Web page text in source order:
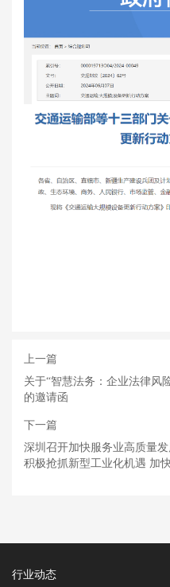
上一篇
关于“智慧法务：企业法律风
的邀请函
下一篇
深圳召开加快服务业高质量
积极抢抓新型工业化机遇 加
行业动态